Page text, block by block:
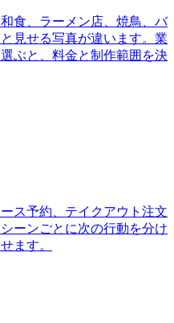
食、ラーメン店、焼鳥、バ
見せる写真が違います。業
ぶと、料金と制作範囲を決
ス予約、テイクアウト注文
ーンごとに次の行動を分け
ます。